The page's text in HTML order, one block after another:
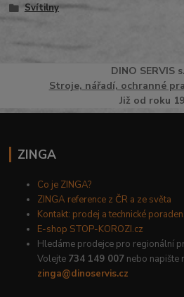
Svítilny
DINO SERVIS
Stroje, nářadí, ochranné
Již od roku
ZINGA
Co je ZINGA?
ZINGA reference z ČR a ze světa
Kontakt: prodej a technické
E-shop STOP-KOROZI.cz
Hledáme prodejce pro regionální
Volejte 734 149 007 nebo napište
zinga@dinoservis.cz